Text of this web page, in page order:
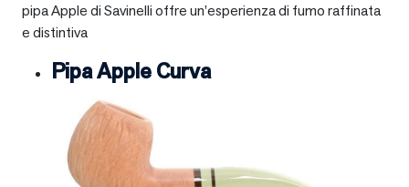
pipa Apple di Savinelli offre un’esperienza di fumo raffinata
e distintiva
Pipa Apple Curva